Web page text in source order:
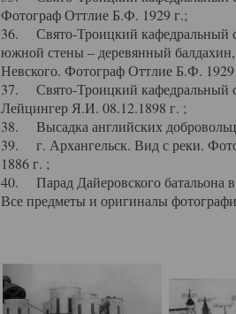
Фотограф Оттлие Б.Ф. 1929 г.;
36. Свято-Троицкий кафедральный
южной стены – деревянный балдахин,
Невского. Фотограф Оттлие Б.Ф. 1929
37. Свято-Троицкий кафедральный
Лейцингер Я.И. 08.12.1898 г. ;
38. Высадка английских
39. г. Архангельск. Вид с реки.
1886 г. ;
40. Парад Дайеровского батальона
Все предметы и оригиналы